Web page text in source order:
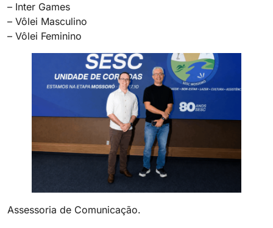
– Inter Games
– Vôlei Masculino
– Vôlei Feminino
Assessoria de Comunicação.